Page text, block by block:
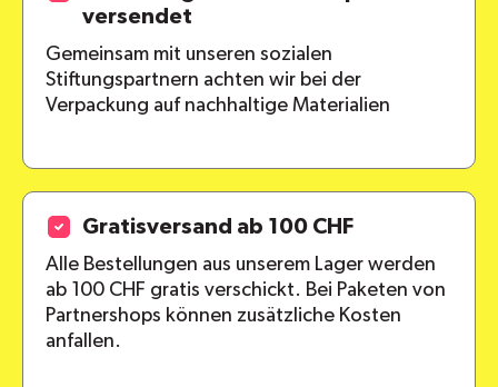
versendet
Gemeinsam mit unseren sozialen
Stiftungspartnern achten wir bei der
Verpackung auf nachhaltige Materialien
Gratisversand ab 100 CHF
Alle Bestellungen aus unserem Lager werden
ab 100 CHF gratis verschickt. Bei Paketen von
Partnershops können zusätzliche Kosten
anfallen.